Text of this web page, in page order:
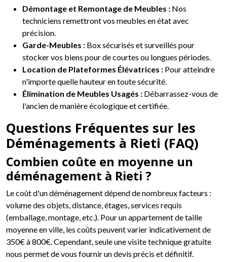
Démontage et Remontage de Meubles : Nos
techniciens remettront vos meubles en état avec
précision.
Garde-Meubles : Box sécurisés et surveillés pour
stocker vos biens pour de courtes ou longues périodes.
Location de Plateformes Élévatrices : Pour atteindre
n'importe quelle hauteur en toute sécurité.
Élimination de Meubles Usagés : Débarrassez-vous de
l'ancien de manière écologique et certifiée.
Questions Fréquentes sur les
Déménagements à Rieti (FAQ)
Combien coûte en moyenne un
déménagement à Rieti ?
Le coût d'un déménagement dépend de nombreux facteurs :
volume des objets, distance, étages, services requis
(emballage, montage, etc.). Pour un appartement de taille
moyenne en ville, les coûts peuvent varier indicativement de
350€ à 800€. Cependant, seule une visite technique gratuite
nous permet de vous fournir un devis précis et définitif.